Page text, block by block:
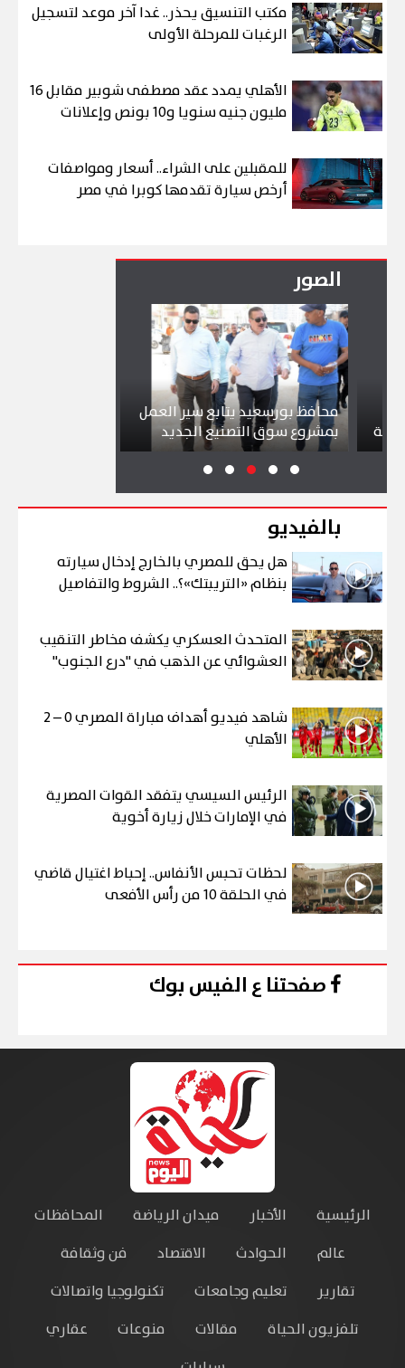
مكتب التنسيق يحذر.. غدا آخر موعد لتسجيل
الرغبات للمرحلة الأولى
الأهلي يمدد عقد مصطفى شوبير مقابل 16
مليون جنيه سنويا و10 بونص وإعلانات
للمقبلين على الشراء.. أسعار ومواصفات
أرخص سيارة تقدمها كوبرا في مصر
الصور
محافظ بورسعيد يتابع سير العمل
بمشروع سوق التصنيع الجديد
بالفيديو
هل يحق للمصري بالخارج إدخال سيارته
بنظام «التريبتك»؟.. الشروط والتفاصيل
المتحدث العسكري يكشف مخاطر التنقيب
العشوائي عن الذهب في "درع الجنوب"
شاهد فيديو أهداف مباراة المصري 0 – 2
الأهلي
الرئيس السيسي يتفقد القوات المصرية
في الإمارات خلال زيارة أخوية
لحظات تحبس الأنفاس.. إحباط اغتيال قاضي
في الحلقة 10 من رأس الأفعى
صفحتنا ع الفيس بوك
الرئيسية الأخبار ميدان الرياضة
المحافظات
عالم
الحوادث الاقتصاد
فن وثقافة
تقارير
تعليم وجامعات
تكنولوجيا واتصالات
تلفزيون الحياة
مقالات منوعات
عقاري